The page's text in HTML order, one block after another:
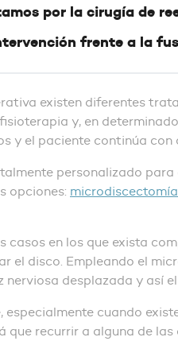
por la cirugía de
frente a la
existen diferentes
y, en
y el paciente continúa
personalizado
opciones:
en los que exista
el disco. Empleando el
desplazada y así
cuando
recurrir a alguna de